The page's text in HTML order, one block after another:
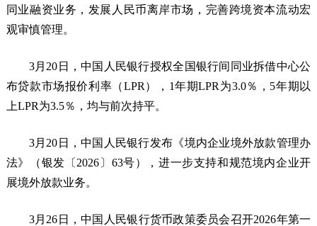
同业融资业务，发展人民币离岸市场，完善跨境资本流动宏
观审慎管理。
3月20日，中国人民银行授权全国银行间同业拆借中心公
布贷款市场报价利率（LPR），1年期LPR为3.0％，5年期以
上LPR为3.5％，均与前次持平。
3月20日，中国人民银行发布《境内企业境外放款管理办
法》（银发〔2026〕63号），进一步支持和规范境内企业开
展境外放款业务。
3月26日，中国人民银行货币政策委员会召开2026年第一